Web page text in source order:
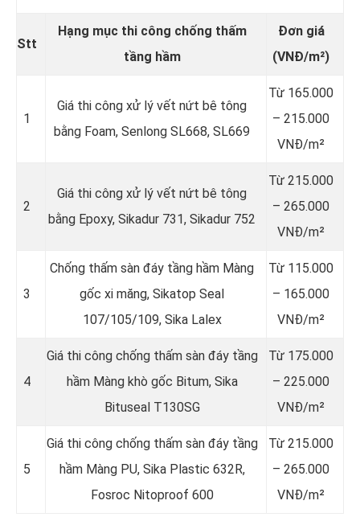
Stt
Hạng mục thi công chống thấm
tầng hầm
Đơn giá
(VNĐ/m²)
1
Giá thi công xử lý vết nứt bê tông
bằng Foam, Senlong SL668, SL669
Từ 165.000
– 215.000
VNĐ/m²
2
Giá thi công xử lý vết nứt bê tông
bằng Epoxy, Sikadur 731, Sikadur 752
Từ 215.000
– 265.000
VNĐ/m²
3
Chống thấm sàn đáy tầng hầm Màng
gốc xi măng, Sikatop Seal
107/105/109, Sika Lalex
Từ 115.000
– 165.000
VNĐ/m²
4
Giá thi công chống thấm sàn đáy tầng
hầm Màng khò gốc Bitum, Sika
Bituseal T130SG
Từ 175.000
– 225.000
VNĐ/m²
5
Giá thi công chống thấm sàn đáy tầng
hầm Màng PU, Sika Plastic 632R,
Fosroc Nitoproof 600
Từ 215.000
– 265.000
VNĐ/m²